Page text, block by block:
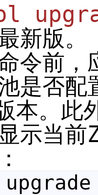
新版。
令前，
是否配
本。此
示当前